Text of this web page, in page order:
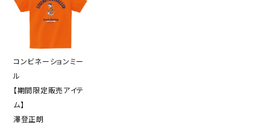
コンビネーションミー
ル
【期間限定販売アイテ
ム】
澤登正朗